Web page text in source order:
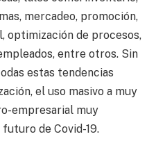
mercadeo, promoción,
optimización de procesos,
entre otros. Sin
estas tendencias
el uso masivo a muy
empresarial muy
de Covid-19.